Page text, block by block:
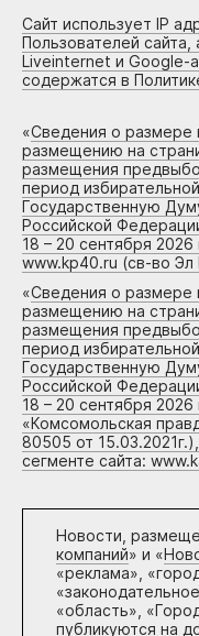
Сайт использует IP
Пользователей сайта,
Liveinternet и Google-
содержатся в
«Сведения о размере
размещению на
размещения
период
Государственную
Российской
18 – 20 сентября
www.kp40.ru (св-во
«Сведения о размере
размещению на
размещения
период
Государственную
Российской
18 – 20 сентября
«Комсомольская
80505 от
сегменте сайта:
Новости,
компаний» и «
«реклама»,
«область»,
публикуются на